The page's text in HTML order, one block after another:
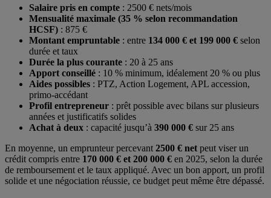
Salaire pris en compte : 2500 € nets/mois
Mensualité maximale (35 % selon recommandation
HCSF) : 875 €
Montant empruntable : entre 134 000 € et 199 000 € selon
durée et taux
Durée la plus courante : 20 à 25 ans
Apport conseillé : 10 % minimum, idéalement 20 % ou plus
Aides possibles : PTZ, Action Logement, APL accession,
primo-accédant
Profil entrepreneur : prêt possible avec bilans sur plusieurs
années et justificatifs solides
Achat à deux : capacité jusqu’à 390 000 € sur 25 ans
En moyenne, un emprunteur percevant2500 € net peut viser un
crédit compris entre 170 000 € et 200 000 € en 2025, selon la durée
de remboursement et le taux appliqué. Avec un bon apport, un profil
solide et une négociation réussie, ce budget peut même être dépassé.